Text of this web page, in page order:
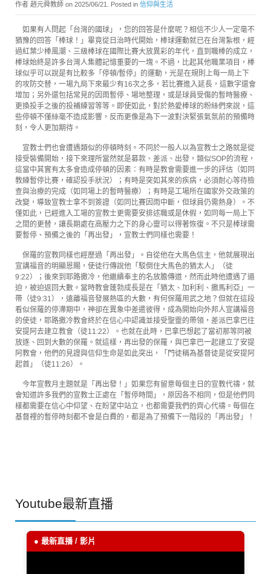
作者 趙元舜教師 on 2025/06/21 . Posted in 信仰與生活
如果有人問起「台灣的國球」，您的回答是什麼呢？相信不少人一定毫不
猶豫的回答「棒球！」畢竟從日治時代開始，棒球運動就已在台灣紮根，經
過紅葉少棒風潮、三級棒球在國際比賽大放異彩的年代，直到職棒的成立，
棒球始終是許多台灣人集體記憶重要的一塊。不過，比起其他職業項目，棒
球似乎可以說是有比較多「停頓/暫停」的運動，光是在規則上每一局上下
的攻防交替，一場九局下來最少有16次之多，若比賽進入延長，這數字還會
增加；另外還包括常見的因雨暫停、場地整理，或是球員受傷的暫時醫療、
更換投手之後的投補練習等等。即使如此，對於熱愛棒球的粉絲們來說，這
些停頓不僅絲毫不造成影響，反而更像是為下一波對決緊張氣氛前的預備時
刻，令人更加期待。
宣教士們也會遭遇類似的停頓時刻。不同於一般人以為宣教士之路就是從
接受裝備開始，接下來理所當然就是募款、差派、出發，類似SOP的流程，
這當中其實有太多會造成停頓的因素：有時是教會需要進一步的評估（如同
教練暫停比賽，確認投手狀況）；有時是突如其來的疾病，必須耐心等待檢
查與治療的完成（如同場上的暫時醫療）；有時是工場所在國家外交政策的
改變，導致宣教士拿不到簽證（如同比賽因雨中斷，但球員仍需熱身）。不
僅如此，已經進入工場的宣教士更需要安排述職或是休假，如同每一局上下
之間的更替，讓長期處在高壓力之下的身心靈可以得著恢復。不只是棒球需
要暫停、預備之後的「再出發」，宣教士們同樣也需要！
保羅的宣教同樣也經歷過「再出發」。自從他在大馬色信主，他就展現出
宣講福音的明顯恩賜，使徒行傳說他「駁倒住大馬色的猶太人」（徒
9:22）；後來到耶路撒冷，他繼續奉主的名放膽傳道，然而此時他遭遇了逼
迫，被迫返回大數。當時教會蓬勃成長是在「猶太、加利利、撒馬利亞」一
帶（徒9:31），遠離福音發展熱區的大數，有何保羅用武之地？但就在這段
看似保羅的停滯期中，神卻在異象中差遣彼得，成為開始向外邦人宣講福音
的使徒，耶路撒冷教會終於在信心中認識並接受聖靈的帶領，差派巴拿巴往
安提阿去建立教會（徒11:22）。也就在此時，巴拿巴想起了當初那等同被
放逐、回到大數的保羅。就這樣，再出發的保羅，與巴拿巴一起建立了安提
阿教會，他們的見證與信仰生命是如此突出，「門徒稱為基督徒是從安提阿
起首」（徒11:26）。
今年宣教月主題就是「再出發！」如果您有留意每個主日的宣教代禱，就
會知道許多我們的宣教士正處在「暫停時間」，原因各不相同，但是他們同
樣都需要在信心中仰望、在盼望中站立，也都需要我們的齊心代禱。每個在
基督裡的暫停時刻都不會是白費的，都是為了預備下一階段的「再出發」！
Youtube最新直播
● 最新直播 / 影片